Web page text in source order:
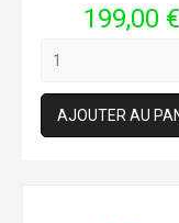
Prix
199,00 €
AJOUTER AU